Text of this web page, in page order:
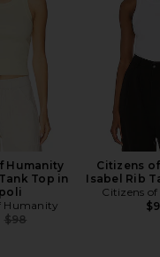
Humanity
Top in
Humanity
Previous price:
$98
Citizens
Isabel Rib
Citizens